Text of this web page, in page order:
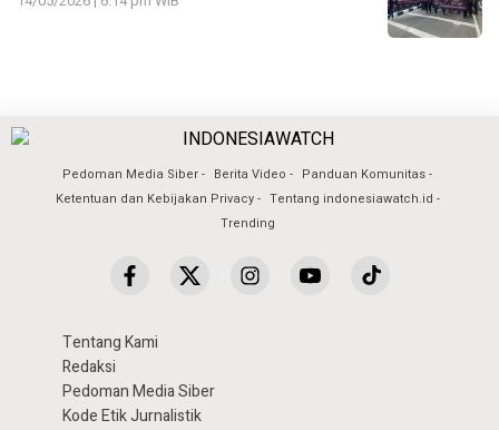
Pedoman Media Siber Berita Video
Panduan Komunitas
Ketentuan dan Kebijakan Privacy
Tentang indonesiawatch.id
Trending
Tentang Kami
Redaksi
Pedoman Media Siber
Kode Etik Jurnalistik